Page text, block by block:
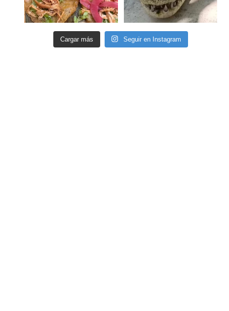
Cargar más Seguir en Instagram